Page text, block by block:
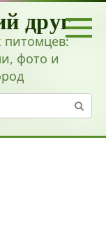
друг
фото и